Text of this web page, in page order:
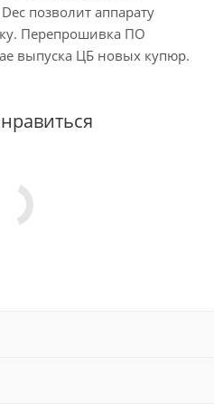
позволит аппарату
Перепрошивка ПО
выпуска ЦБ новых купюр.